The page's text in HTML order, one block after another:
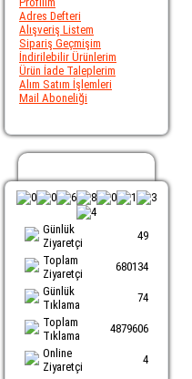
Adres Defteri
Alışveriş Listem
Sipariş Geçmişim
İndirilebilir Ürünlerim
Ürün İade Taleplerim
Alım Satım İşlemleri
Mail Aboneliği
Günlük
Ziyaretçi
49
Toplam
Ziyaretçi
680134
Günlük
Tıklama
74
Toplam
Tıklama
4879606
Online
Ziyaretçi
4